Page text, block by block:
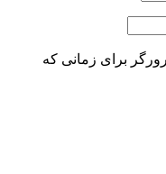
برای زمانی که